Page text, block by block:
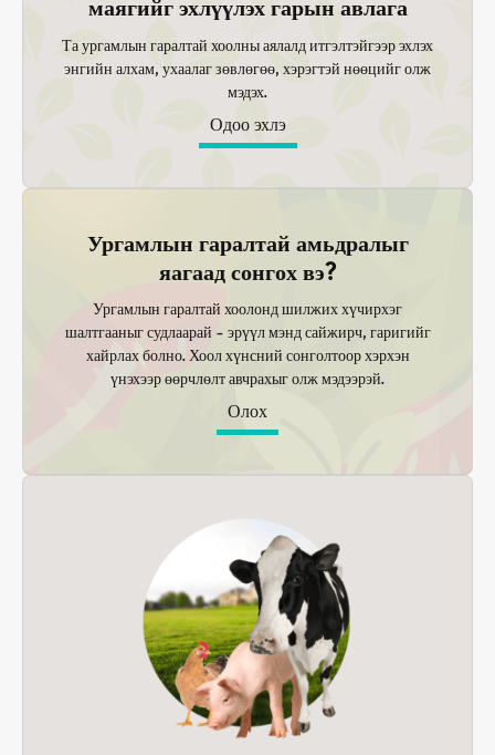
маягийг эхлүүлэх гарын авлага
Та ургамлын гаралтай хоолны аялалд итгэлтэйгээр эхлэх
энгийн алхам, ухаалаг зөвлөгөө, хэрэгтэй нөөцийг олж
мэдэх.
Одоо эхлэ
Ургамлын гаралтай амьдралыг
яагаад сонгох вэ?
Ургамлын гаралтай хоолонд шилжих хүчирхэг
шалтгааныг судлаарай - эрүүл мэнд сайжирч, гаригийг
хайрлах болно. Хоол хүнсний сонголтоор хэрхэн
үнэхээр өөрчлөлт авчрахыг олж мэдээрэй.
Олох